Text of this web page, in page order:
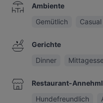
Ambiente
Gemütlich
Gerichte
Dinner
Restaurant-
Hundefreundlich